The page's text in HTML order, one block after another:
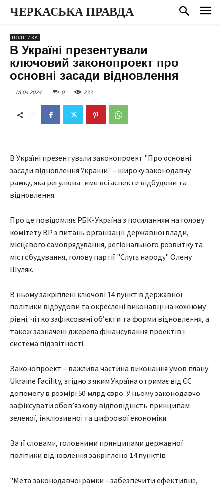
ЧЕРКАСЬКА ПРАВДА
ПОЛІТИКА
В Україні презентували
ключовий законопроект про
основні засади відновлення
18.04.2024 0 233
В Україні презентували законопроект "Про основні
засади відновлення України" – широку законодавчу
рамку, яка регулюватиме всі аспекти відбудови та
відновлення.
Про це повідомляє РБК-Україна з посиланням на голову
комітету ВР з питань організації державної влади,
місцевого самоврядування, регіонального розвитку та
містобудування, голову партії "Слуга народу" Олену
Шуляк.
В ньому закріплені ключові 14 пунктів державної
політики відбудови та окреслені виконавці на кожному
рівні, чітко зафіксовані обʼєкти та форми відновлення, а
також зазначені джерела фінансування проектів і
система підзвітності.
Законопроект – важлива частина виконання умов плану
Ukraine Facility, згідно з яким Україна отримає від ЄС
допомогу в розмірі 50 млрд євро. У ньому законодавчо
зафіксувати обов’язкову відповідність принципам
зеленої, інклюзивної та цифрової економіки.
За її словами, головними принципами державної
політики відновлення закріплено 14 пунктів.
"Мета законодавчої рамки – забезпечити ефективне,